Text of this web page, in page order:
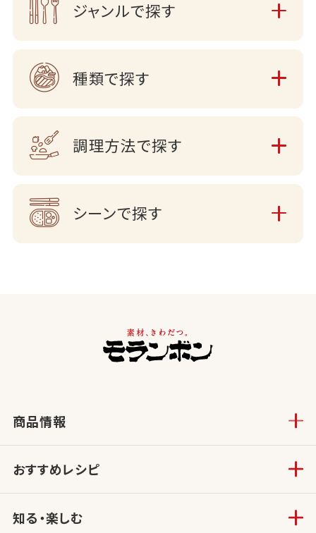
ジャンルで探す
種類で探す
調理方法で探す
シーンで探す
商品情報
おすすめレシピ
知る・楽しむ